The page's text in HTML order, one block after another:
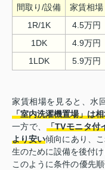
間取り/設備 家賃相場
1R/1K
4.5万円
1DK
4.9万円
1LDK
5.9万円
家賃相場を見ると、水
「室内洗濯機置場」は
一方で、 「TVモニタ付
より安い傾向にあり、
生のために設備を後付
このように条件の優先